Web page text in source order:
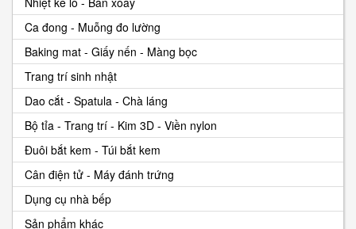
Ca đong - Muỗng đo lường
Baking mat - Giấy nến - Màng bọc
Trang trí sinh nhật
Dao cắt - Spatula - Chà láng
Bộ tỉa - Trang trí - Kim 3D - Viền nylon
Đuôi bắt kem - Túi bắt kem
Cân điện tử - Máy đánh trứng
Dụng cụ nhà bếp
Sản phẩm khác